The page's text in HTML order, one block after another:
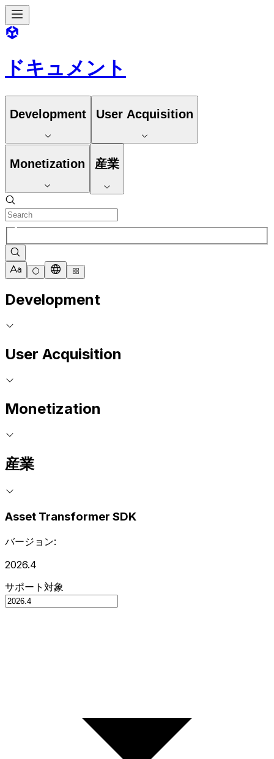
ドキュメント
Development User Acquisition
Monetization 産業
Development
User Acquisition
Monetization
産業
Asset Transformer SDK
バージョン:
2026.4
サポート対象